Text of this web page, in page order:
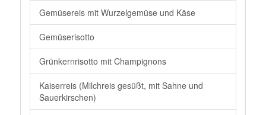
Gemüsereis mit Wurzelgemüse und Käse
Gemüserisotto
Grünkernrisotto mit Champignons
Kaiserreis (Milchreis gesüßt, mit Sahne und
Sauerkirschen)